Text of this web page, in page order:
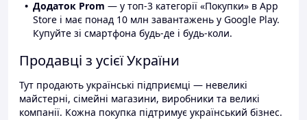
Додаток Prom — у топ-3 категорії «Покупки» в App
Store і має понад 10 млн завантажень у Google Play.
Купуйте зі смартфона будь-де і будь-коли.
Продавці з усієї України
Тут продають українські підприємці — невеликі
майстерні, сімейні магазини, виробники та великі
компанії. Кожна покупка підтримує український бізнес.